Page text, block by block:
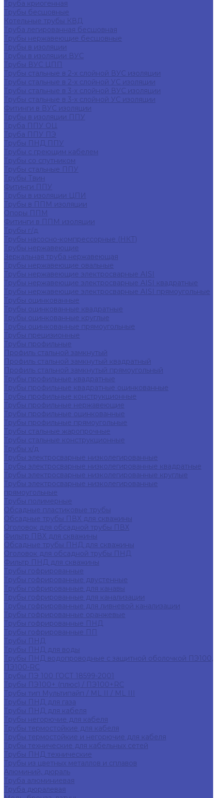
Труба криогенная
Трубы бесшовные
Котельные трубы КВД
Труба легированная бесшовная
Трубы нержавеющие бесшовные
Трубы в изоляции
Трубы в изоляции ВУС
Трубы ВУС ЦПП
Трубы стальные в 2-х слойной ВУС изоляции
Трубы стальные в 2-х слойной УС изоляции
Трубы стальные в 3-х слойной ВУС изоляции
Трубы стальные в 3-х слойной УС изоляции
Фитинги в ВУС изоляции
Трубы в изоляции ППУ
Труба ППУ ОЦ
Труба ППУ ПЭ
Трубы ПНД ППУ
Трубы с греющим кабелем
Трубы со спутником
Трубы стальные ППУ
Трубы Твин
Фитинги ППУ
Трубы в изоляции ЦПИ
Трубы в ППМ изоляции
Опоры ППМ
Фитинги в ППМ изоляции
Трубы г/д
Трубы насосно-компрессорные (НКТ)
Трубы нержавеющие
Зеркальная труба нержавеющая
Трубы нержавеющие овальные
Трубы нержавеющие электросварные AISI
Трубы нержавеющие электросварные AISI квадратные
Трубы нержавеющие электросварные AISI прямоугольные
Трубы оцинкованные
Трубы оцинкованные квадратные
Трубы оцинкованные круглые
Трубы оцинкованные прямоугольные
Трубы прецизионные
Трубы профильные
Профиль стальной замкнутый
Профиль стальной замкнутый квадратный
Профиль стальной замкнутый прямоугольный
Трубы профильные квадратные
Трубы профильные квадратные оцинкованные
Трубы профильные конструкционные
Трубы профильные нержавеющие
Трубы профильные оцинкованные
Трубы профильные прямоугольные
Трубы стальные жаропрочные
Трубы стальные конструкционные
Трубы х/д
Трубы электросварные низколегированные
Трубы электросварные низколегированные квадратные
Трубы электросварные низколегированные круглые
Трубы электросварные низколегированные
прямоугольные
Трубы полимерные
Обсадные пластиковые трубы
Обсадные трубы ПВХ для скважины
Оголовок для обсадной трубы ПВХ
Фильтр ПВХ для скважины
Обсадные трубы ПНД для скважины
Оголовок для обсадной трубы ПНД
Фильтр ПНД для скважины
Трубы гофрированные
Трубы гофрированные двустенные
Трубы гофрированные для канавы
Трубы гофрированные для канализации
Трубы гофрированные для ливневой канализации
Трубы гофрированные оранжевые
Трубы гофрированные ПНД
Трубы гофрированные ПП
Трубы ПНД
Трубы ПНД для воды
Трубы ПНД водопроводные с защитной оболочкой ПЭ100,
ПЭ100-RC
Трубы ПЭ 100 ГОСТ 18599-2001
Трубы ПЭ100+ (плюс) / ПЭ100+RC
Трубы тип Мультипайп / ML II / ML III
Трубы ПНД для газа
Трубы ПНД для кабеля
Трубы негорючие для кабеля
Трубы термостойкие для кабеля
Трубы термостойкие и негорючие для кабеля
Трубы технические для кабельных сетей
Трубы ПНД технические
Трубы из цветных металлов и сплавов
Алюминий, дюраль
Труба алюминиевая
Труба дюралевая